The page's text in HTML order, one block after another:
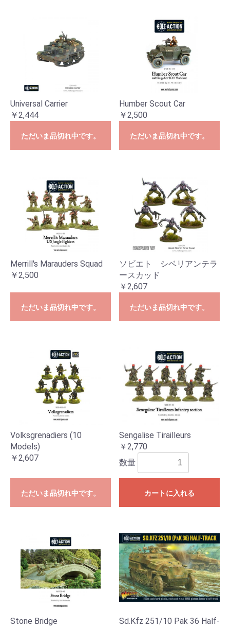
Universal Carrier
￥2,444
ただいま品切れ中です。
Humber Scout Car
￥2,500
ただいま品切れ中です。
Merrill's Marauders Squad
￥2,500
ただいま品切れ中です。
ソビエト シベリアンテラ
ースカッド
￥2,607
ただいま品切れ中です。
Volksgrenadiers (10
Models)
￥2,607
ただいま品切れ中です。
Sengalise Tirailleurs
￥2,770
数量
カートに入れる
Stone Bridge
Sd.Kfz 251/10 Pak 36 Half-